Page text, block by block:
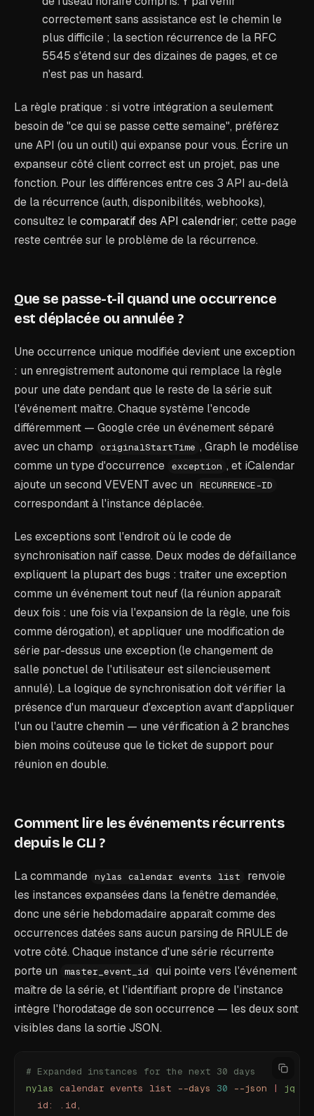
correctement sans assistance est le chemin le
plus difficile ; la section récurrence de la RFC
5545 s'étend sur des dizaines de pages, et ce
n'est pas un hasard.
La règle pratique : si votre intégration a seulement
besoin de "ce qui se passe cette semaine", préférez
une API (ou un outil) qui expanse pour vous. Écrire un
expanseur côté client correct est un projet, pas une
fonction. Pour les différences entre ces 3 API au-delà
de la récurrence (auth, disponibilités, webhooks),
consultez lecomparatif des API calendrier; cette page
reste centrée sur le problème de la récurrence.
Que se passe-t-il quand une occurrence
est déplacée ou annulée ?
Une occurrence unique modifiée devient une exception
: un enregistrement autonome qui remplace la règle
pour une date pendant que le reste de la série suit
l'événement maître. Chaque système l'encode
différemment — Google crée un événement séparé
avec un champ
originalStartTime , Graph le modélise
comme un type d'occurrence exception , et iCalendar
ajoute un second VEVENT avec un
RECURRENCE-ID
correspondant à l'instance déplacée.
Les exceptions sont l'endroit où le code de
synchronisation naïf casse. Deux modes de défaillance
expliquent la plupart des bugs : traiter une exception
comme un événement tout neuf (la réunion apparaît
deux fois : une fois via l'expansion de la règle, une fois
comme dérogation), et appliquer une modification de
série par-dessus une exception (le changement de
salle ponctuel de l'utilisateur est silencieusement
annulé). La logique de synchronisation doit vérifier la
présence d'un marqueur d'exception avant d'appliquer
l'un ou l'autre chemin — une vérification à 2 branches
bien moins coûteuse que le ticket de support pour
réunion en double.
Comment lire les événements récurrents
depuis le CLI ?
La commande nylas calendar events list
renvoie
les instances expansées dans la fenêtre demandée,
donc une série hebdomadaire apparaît comme des
occurrences datées sans aucun parsing de RRULE de
votre côté. Chaque instance d'une série récurrente
porte un
master_event_id
qui pointe vers l'événement
maître de la série, et l'identifiant propre de l'instance
intègre l'horodatage de son occurrence — les deux sont
visibles dans la sortie JSON.
# Expanded instances for the next 30 days
nylas calendar events list --days 30 --json | jq
  id: .id,